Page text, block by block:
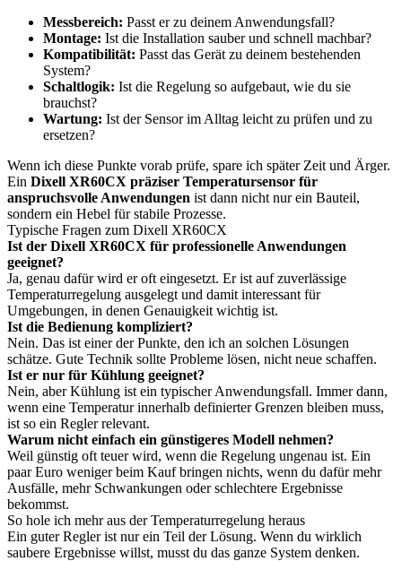
Messbereich: Passt er zu deinem Anwendungsfall?
Montage: Ist die Installation sauber und schnell machbar?
Kompatibilität: Passt das Gerät zu deinem bestehenden
System?
Schaltlogik: Ist die Regelung so aufgebaut, wie du sie
brauchst?
Wartung: Ist der Sensor im Alltag leicht zu prüfen und zu
ersetzen?
Wenn ich diese Punkte vorab prüfe, spare ich später Zeit und Ärger.
Ein Dixell XR60CX präziser Temperatursensor für
anspruchsvolle Anwendungen ist dann nicht nur ein Bauteil,
sondern ein Hebel für stabile Prozesse.
Typische Fragen zum Dixell XR60CX
Ist der Dixell XR60CX für professionelle Anwendungen
geeignet?
Ja, genau dafür wird er oft eingesetzt. Er ist auf zuverlässige
Temperaturregelung ausgelegt und damit interessant für
Umgebungen, in denen Genauigkeit wichtig ist.
Ist die Bedienung kompliziert?
Nein. Das ist einer der Punkte, den ich an solchen Lösungen
schätze. Gute Technik sollte Probleme lösen, nicht neue schaffen.
Ist er nur für Kühlung geeignet?
Nein, aber Kühlung ist ein typischer Anwendungsfall. Immer dann,
wenn eine Temperatur innerhalb definierter Grenzen bleiben muss,
ist so ein Regler relevant.
Warum nicht einfach ein günstigeres Modell nehmen?
Weil günstig oft teuer wird, wenn die Regelung ungenau ist. Ein
paar Euro weniger beim Kauf bringen nichts, wenn du dafür mehr
Ausfälle, mehr Schwankungen oder schlechtere Ergebnisse
bekommst.
So hole ich mehr aus der Temperaturregelung heraus
Ein guter Regler ist nur ein Teil der Lösung. Wenn du wirklich
saubere Ergebnisse willst, musst du das ganze System denken.